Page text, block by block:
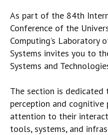
As part of the 84th
Conference of the
Computing’s Laboratory
Systems invites you to
Systems and
The section is
perception and
attention to their
tools, systems, and